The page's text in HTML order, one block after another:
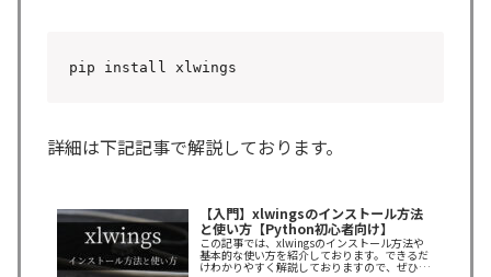
pip install xlwings
詳細は下記記事で解説しております。
【入門】xlwingsのインストール方法
と使い方【Python初心者向け】
この記事では、xlwingsのインストール方法や
基本的な使い方を紹介しております。できるだ
けわかりやすく解説しておりますので、ぜひ最